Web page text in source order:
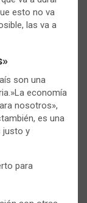
esto no va
las va a
son una
economía
nosotros»,
es una
justo y